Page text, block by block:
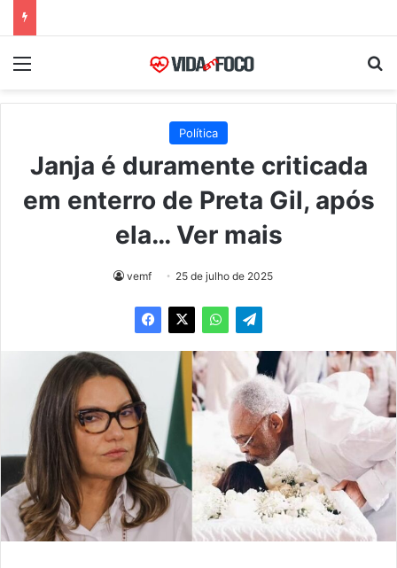
Menu
Política
Janja é duramente criticada
em enterro de Preta Gil, após
ela… Ver mais
vemf 25 de julho de 2025